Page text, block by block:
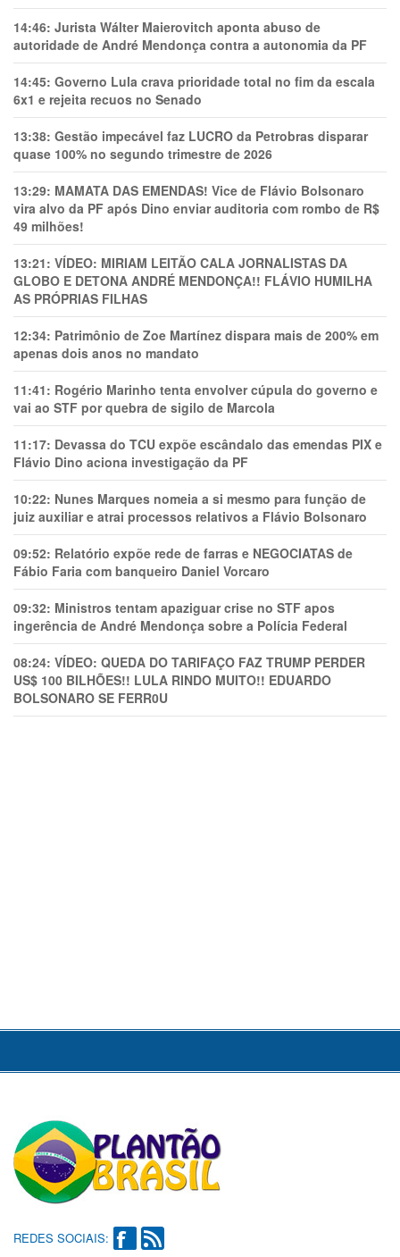
14:46: Jurista Wálter Maierovitch aponta abuso de
autoridade de André Mendonça contra a autonomia da PF
14:45: Governo Lula crava prioridade total no fim da escala
6x1 e rejeita recuos no Senado
13:38: Gestão impecável faz LUCRO da Petrobras disparar
quase 100% no segundo trimestre de 2026
13:29: MAMATA DAS EMENDAS! Vice de Flávio Bolsonaro
vira alvo da PF após Dino enviar auditoria com rombo de R$
49 milhões!
13:21: VÍDEO: MIRIAM LEITÃO CALA JORNALISTAS DA
GLOBO E DETONA ANDRÉ MENDONÇA!! FLÁVIO HUMILHA
AS PRÓPRIAS FILHAS
12:34: Patrimônio de Zoe Martínez dispara mais de 200% em
apenas dois anos no mandato
11:41: Rogério Marinho tenta envolver cúpula do governo e
vai ao STF por quebra de sigilo de Marcola
11:17: Devassa do TCU expõe escândalo das emendas PIX e
Flávio Dino aciona investigação da PF
10:22: Nunes Marques nomeia a si mesmo para função de
juiz auxiliar e atrai processos relativos a Flávio Bolsonaro
09:52: Relatório expõe rede de farras e NEGOCIATAS de
Fábio Faria com banqueiro Daniel Vorcaro
09:32: Ministros tentam apaziguar crise no STF apos
ingerência de André Mendonça sobre a Polícia Federal
08:24: VÍDEO: QUEDA DO TARIFAÇO FAZ TRUMP PERDER
US$ 100 BILHÕES!! LULA RINDO MUITO!! EDUARDO
BOLSONARO SE FERR0U
REDES SOCIAIS: